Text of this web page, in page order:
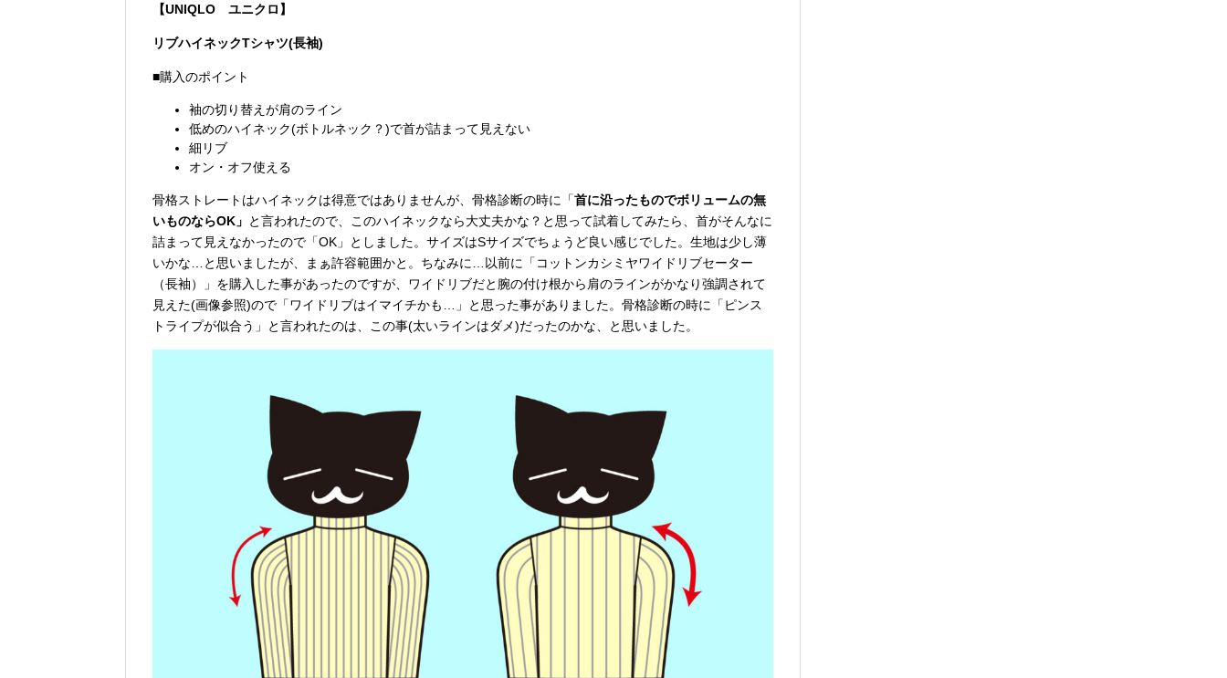
【UNIQLO ユニクロ】
リブハイネックTシャツ(長袖)
■購入のポイント
袖の切り替えが肩のライン
低めのハイネック(ボトルネック？)で首が詰まって見えない
細リブ
オン・オフ使える
骨格ストレートはハイネックは得意ではありませんが、骨格診断の時に「首に沿ったものでボリュームの無
いものならOK」 と言われたので、このハイネックなら大丈夫かな？と思って試着してみたら、首がそんなに
詰まって見えなかったので「OK」としました。サイズはSサイズでちょうど良い感じでした。生地は少し薄
いかな…と思いましたが、まぁ許容範囲かと。ちなみに…以前に「コットンカシミヤワイドリブセーター
（長袖）」を購入した事があったのですが、ワイドリブだと腕の付け根から肩のラインがかなり強調されて
見えた(画像参照)ので「ワイドリブはイマイチかも…」と思った事がありました。骨格診断の時に「ピンス
トライプが似合う」と言われたのは、この事(太いラインはダメ)だったのかな、と思いました。